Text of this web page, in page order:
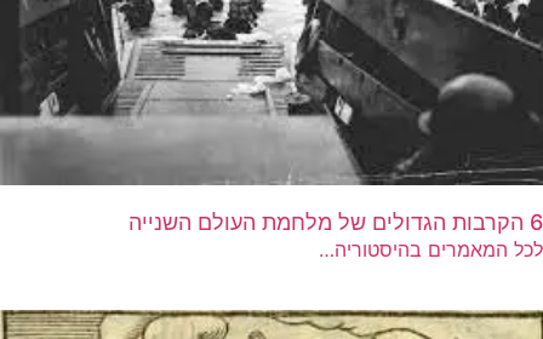
6 הקרבות הגדולים של מלחמת העולם השנייה
לכל המאמרים בהיסטוריה…